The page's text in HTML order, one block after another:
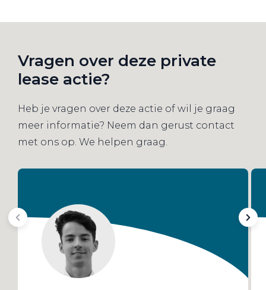
Vragen over deze private
lease actie?
Heb je vragen over deze actie of wil je graag
meer informatie? Neem dan gerust contact
met ons op. We helpen graag.